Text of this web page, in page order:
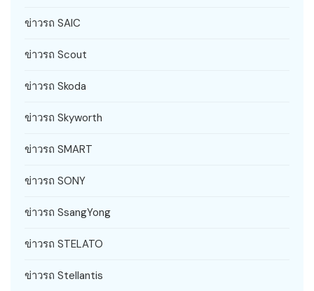
ข่าวรถ SAIC
ข่าวรถ Scout
ข่าวรถ Skoda
ข่าวรถ Skyworth
ข่าวรถ SMART
ข่าวรถ SONY
ข่าวรถ SsangYong
ข่าวรถ STELATO
ข่าวรถ Stellantis